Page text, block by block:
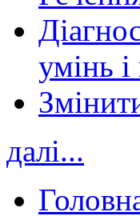
умінь
далі...